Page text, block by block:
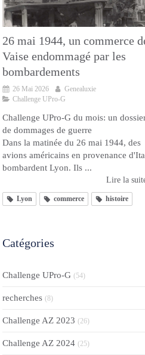
26 mai 1944, un commerce
Vaise endommagé par les
bombardements
26 Mai 2026
Genealuxie
Challenge UPro-G
Challenge UPro-G du mois: un
de dommages de guerre
Dans la matinée du 26 mai 1944, des
avions américains en provenance
bombardent Lyon. Ils ...
Lire la
Lyon commerce histoire
Catégories
Challenge UPro-G (54)
recherches (8)
Challenge AZ 2023 (26)
Challenge AZ 2024 (25)